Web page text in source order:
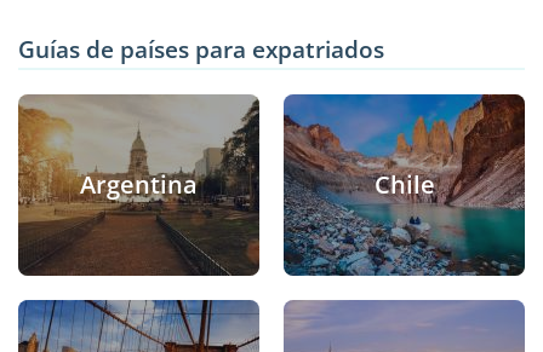
Guías de países para expatriados
Argentina Chile